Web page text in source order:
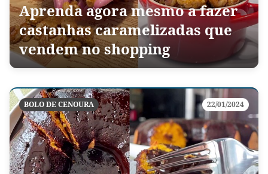
Aprenda agora mesmo a fazer
castanhas caramelizadas que
vendem no shopping
BOLO DE CENOURA 22/01/2024